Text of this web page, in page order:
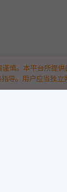
慎。本平台所提
导。用户应当独立